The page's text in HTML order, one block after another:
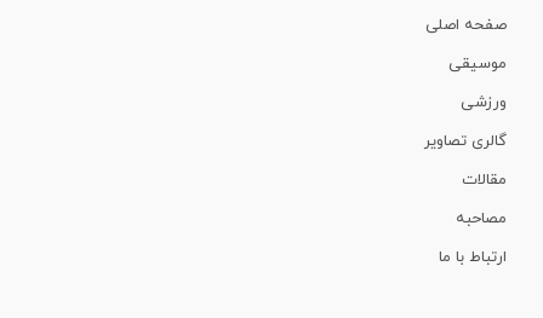
صفحه اصلی
موسیقی
ورزشی
گالری تصاویر
مقالات
مصاحبه
ارتباط با ما